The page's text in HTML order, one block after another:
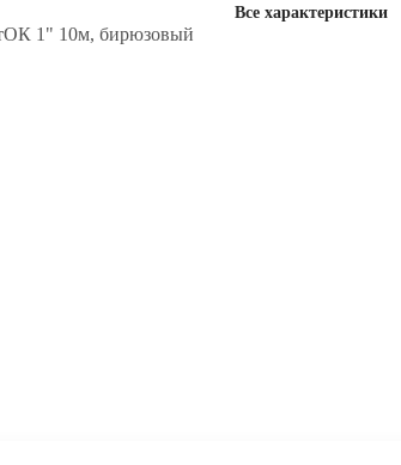
Все характеристики